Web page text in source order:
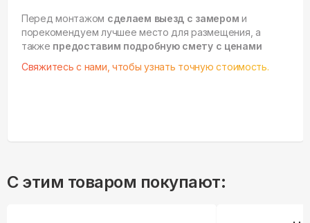
Перед монтажом сделаем выезд с замером и
порекомендуем лучшее место для размещения, а
также предоставим подробную смету с ценами
Свяжитесь с нами, чтобы узнать точную стоимость.
С этим товаром покупают: